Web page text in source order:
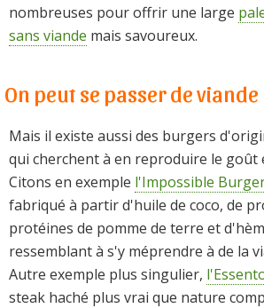
nombreuses pour offrir une large
sans viande mais savoureux.
On peut se passer de viande
Mais il existe aussi des burgers
qui cherchent à en reproduire le goût
Citons en exemple l'Impossible
fabriqué à partir d'huile de coco, de
protéines de pomme de terre et
ressemblant à s'y méprendre à de la
Autre exemple plus singulier,
steak haché plus vrai que nature